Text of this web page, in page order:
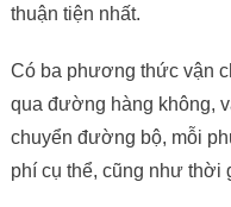
thuận tiện nhất.
Có ba phương thức vận
qua đường hàng không,
chuyển đường bộ, mỗi
phí cụ thể, cũng như thời